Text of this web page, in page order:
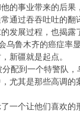
事业带来的后
过吞吞吐吐的翻
发展过程，也揭露
鲁木齐的癌症
新疆就是起点。
到一个特警队
尤其是那些高调
一个让他们喜欢